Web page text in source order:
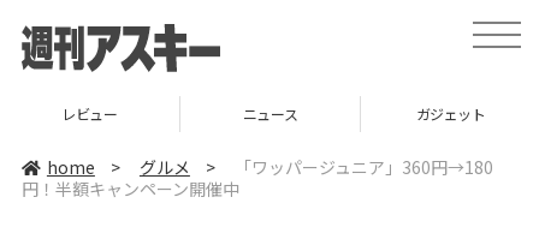
t
o
home > グルメ >
「ワッパージュニア」360円→180
円！半額キャンペーン開催中